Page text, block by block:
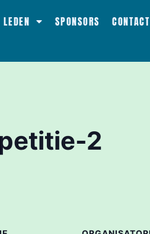
LEDEN SPONSORS CONTACT
2